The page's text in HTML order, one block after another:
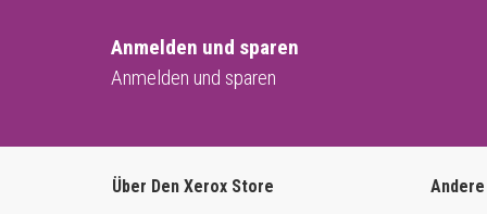
Anmelden und sparen
Anmelden und sparen
Über Den Xerox Store